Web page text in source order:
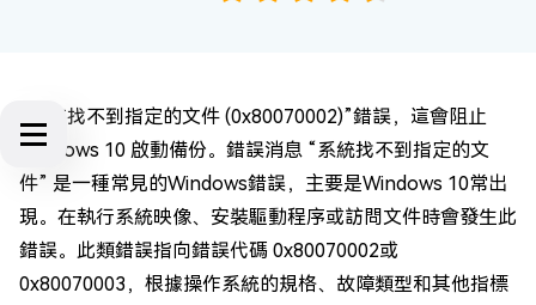
“系統找不到指定的文件 (0x80070002)”錯誤，這會阻止
Windows 10 啟動備份。錯誤消息 “系統找不到指定的文
件” 是一種常見的Windows錯誤，主要是Windows 10常出
現。在執行系統映像、安裝驅動程序或訪問文件時會發生此
錯誤。此類錯誤指向錯誤代碼 0x80070002或
0x80070003，根據操作系統的規格、故障類型和其他指標